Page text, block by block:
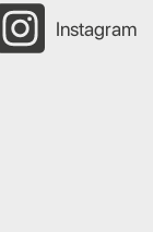
Instagram